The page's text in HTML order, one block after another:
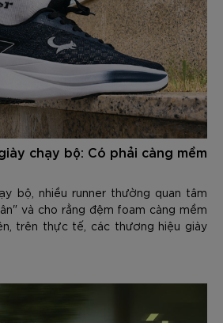
chạy bộ: Có phải càng mềm
bộ, nhiều runner thường quan tâm
và cho rằng đệm foam càng mềm
trên thực tế, các thương hiệu giày
chỉ tập trung vào việc tạo ra lớp
đến sự cân bằng giữa giảm chấn